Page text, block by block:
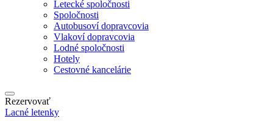
Letecké spoločnosti
Spoločnosti
Autobusoví dopravcovia
Vlakoví dopravcovia
Lodné spoločnosti
Hotely
Cestovné kancelárie
Rezervovať
Lacné letenky